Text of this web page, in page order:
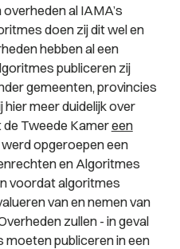
overheden al IAMA’s
doen zij dit wel en
hebben al een
publiceren zij
gemeenten, provincies
meer duidelijk over
de Tweede Kamereen
opgeroepen een
en Algoritmes
voordat algoritmes
van en nemen van
zullen - in geval
publiceren in een